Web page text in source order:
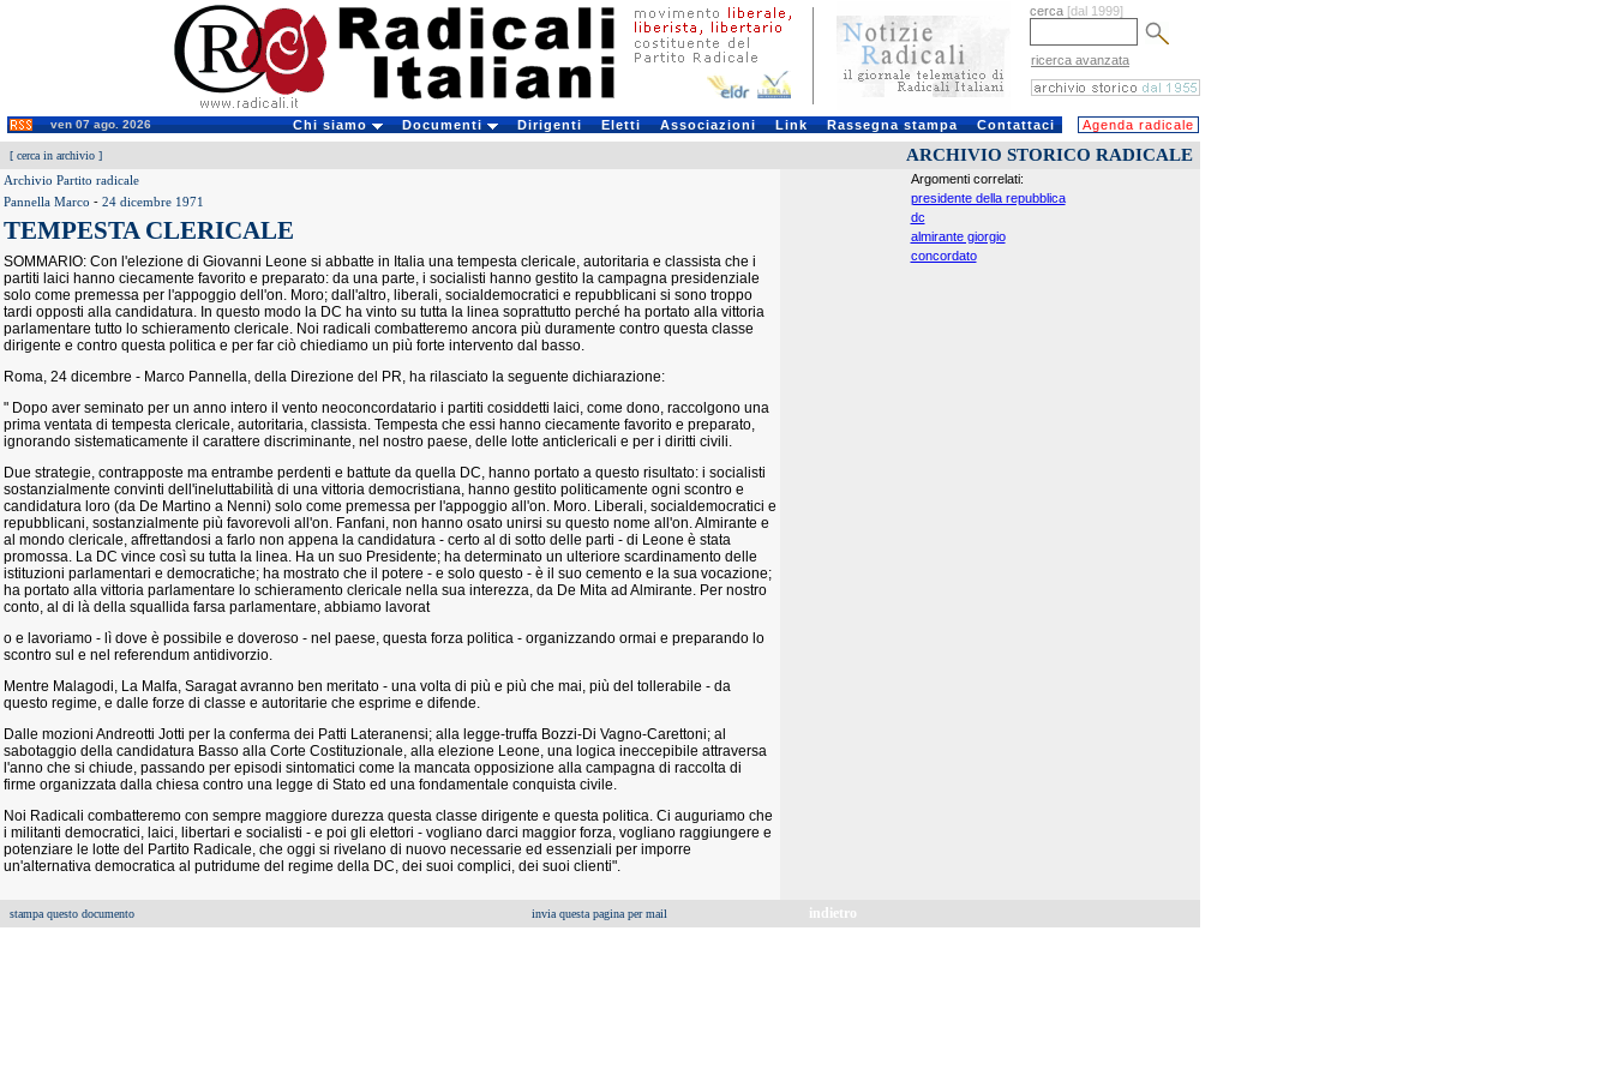
cerca [dal 1999]
ricerca avanzata
ven 07 ago. 2026 Chi siamo Documenti Dirigenti Eletti Associazioni Link Rassegna stampa Contattaci Agenda radicale
[ cerca in archivio ] ARCHIVIO STORICO RADICALE
Archivio Partito radicale
Pannella Marco - 24 dicembre 1971
TEMPESTA CLERICALE
SOMMARIO: Con l'elezione di Giovanni Leone si abbatte in Italia una tempesta clericale, autoritaria e classista che i
partiti laici hanno ciecamente favorito e preparato: da una parte, i socialisti hanno gestito la campagna presidenziale
solo come premessa per l'appoggio dell'on. Moro; dall'altro, liberali, socialdemocratici e repubblicani si sono troppo
tardi opposti alla candidatura. In questo modo la DC ha vinto su tutta la linea soprattutto perché ha portato alla vittoria
parlamentare tutto lo schieramento clericale. Noi radicali combatteremo ancora più duramente contro questa classe
dirigente e contro questa politica e per far ciò chiediamo un più forte intervento dal basso.
Roma, 24 dicembre - Marco Pannella, della Direzione del PR, ha rilasciato la seguente dichiarazione:
" Dopo aver seminato per un anno intero il vento neoconcordatario i partiti cosiddetti laici, come dono, raccolgono una
prima ventata di tempesta clericale, autoritaria, classista. Tempesta che essi hanno ciecamente favorito e preparato,
ignorando sistematicamente il carattere discriminante, nel nostro paese, delle lotte anticlericali e per i diritti civili.
Due strategie, contrapposte ma entrambe perdenti e battute da quella DC, hanno portato a questo risultato: i socialisti
sostanzialmente convinti dell'ineluttabilità di una vittoria democristiana, hanno gestito politicamente ogni scontro e
candidatura loro (da De Martino a Nenni) solo come premessa per l'appoggio all'on. Moro. Liberali, socialdemocratici e
repubblicani, sostanzialmente più favorevoli all'on. Fanfani, non hanno osato unirsi su questo nome all'on. Almirante e
al mondo clericale, affrettandosi a farlo non appena la candidatura - certo al di sotto delle parti - di Leone è stata
promossa. La DC vince così su tutta la linea. Ha un suo Presidente; ha determinato un ulteriore scardinamento delle
istituzioni parlamentari e democratiche; ha mostrato che il potere - e solo questo - è il suo cemento e la sua vocazione;
ha portato alla vittoria parlamentare lo schieramento clericale nella sua interezza, da De Mita ad Almirante. Per nostro
conto, al di là della squallida farsa parlamentare, abbiamo lavorat
o e lavoriamo - lì dove è possibile e doveroso - nel paese, questa forza politica - organizzando ormai e preparando lo
scontro sul e nel referendum antidivorzio.
Mentre Malagodi, La Malfa, Saragat avranno ben meritato - una volta di più e più che mai, più del tollerabile - da
questo regime, e dalle forze di classe e autoritarie che esprime e difende.
Dalle mozioni Andreotti Jotti per la conferma dei Patti Lateranensi; alla legge-truffa Bozzi-Di Vagno-Carettoni; al
sabotaggio della candidatura Basso alla Corte Costituzionale, alla elezione Leone, una logica ineccepibile attraversa
l'anno che si chiude, passando per episodi sintomatici come la mancata opposizione alla campagna di raccolta di
firme organizzata dalla chiesa contro una legge di Stato ed una fondamentale conquista civile.
Noi Radicali combatteremo con sempre maggiore durezza questa classe dirigente e questa politica. Ci auguriamo che
i militanti democratici, laici, libertari e socialisti - e poi gli elettori - vogliano darci maggior forza, vogliano raggiungere e
potenziare le lotte del Partito Radicale, che oggi si rivelano di nuovo necessarie ed essenziali per imporre
un'alternativa democratica al putridume del regime della DC, dei suoi complici, dei suoi clienti".
Argomenti correlati:
presidente della repubblica
dc
almirante giorgio
concordato
stampa questo documento invia questa pagina per mail indietro